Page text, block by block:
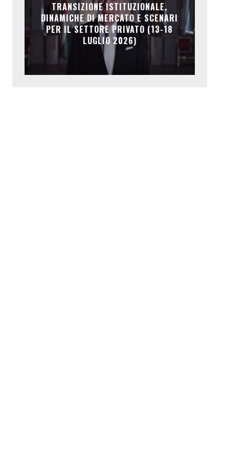
TRANSIZIONE ISTITUZIONALE,
DINAMICHE DI MERCATO E SCENARI
PER IL SETTORE PRIVATO (13-18
LUGLIO 2026)